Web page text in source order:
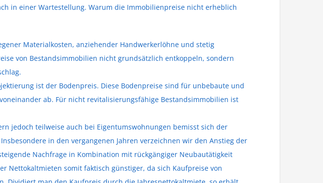
in einer Wartestellung. Warum die Immobilienpreise nicht erheblich
Materialkosten, anziehender Handwerkerlöhne und stetig
von Bestandsimmobilien nicht grundsätzlich entkoppeln, sondern
ist der Bodenpreis. Diese Bodenpreise sind für unbebaute und
ab. Für nicht revitalisierungsfähige Bestandsimmobilien ist
jedoch teilweise auch bei Eigentumswohnungen bemisst sich der
in den vergangenen Jahren verzeichnen wir den Anstieg der
Nachfrage in Kombination mit rückgängiger Neubautätigkeit
Nettokaltmieten somit faktisch günstiger, da sich Kaufpreise von